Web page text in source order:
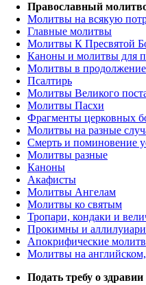
Православный
Молитвы на всякую
Главные молитвы
Молитвы К Пресвятой
Каноны и молитвы для
Молитвы в
Псалтирь
Молитвы Великого
Молитвы Пасхи
Фрагменты церковных
Молитвы на разные
Смерть и поминовение
Молитвы разные
Каноны
Акафисты
Молитвы Ангелам
Молитвы ко святым
Тропари, кондаки и
Прокимны и
Апокрифические
Молитвы на английском,
Подать требу о здравии